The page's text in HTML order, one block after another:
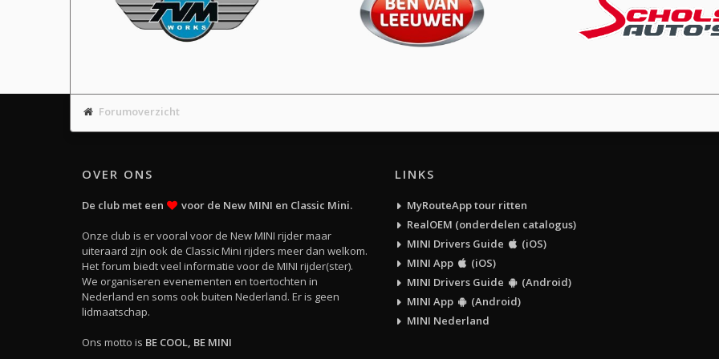
Forumoverzicht
OVER ONS
De club met een voor de New MINI en Classic Mini.
Onze club is er vooral voor de New MINI rijder maar
uiteraard zijn ook de Classic Mini rijders meer dan welkom.
Het forum biedt veel informatie voor de MINI rijder(ster).
We organiseren evenementen en toertochten in
Nederland en soms ook buiten Nederland. Er is geen
lidmaatschap.
Ons motto is BE COOL, BE MINI
LINKS
MyRouteApp tour ritten
RealOEM (onderdelen catalogus)
MINI Drivers Guide
(iOS)
MINI App
(iOS)
MINI Drivers Guide
(Android)
MINI App
(Android)
MINI Nederland